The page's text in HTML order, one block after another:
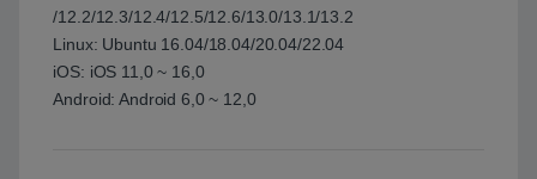
/12.2/12.3/12.4/12.5/12.6/13.0/13.1/13.2
Linux: Ubuntu 16.04/18.04/20.04/22.04
iOS: iOS 11,0 ~ 16,0
Android: Android 6,0 ~ 12,0